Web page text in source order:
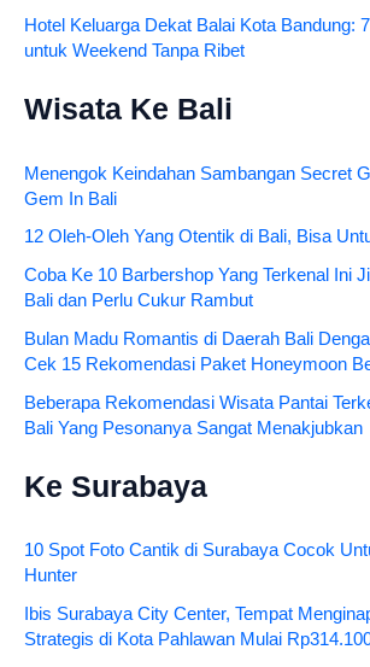
Hotel Keluarga Dekat Balai Kota Bandung:
untuk Weekend Tanpa Ribet
Wisata Ke Bali
Menengok Keindahan Sambangan Secret
Gem In Bali
12 Oleh-Oleh Yang Otentik di Bali, Bisa
Coba Ke 10 Barbershop Yang Terkenal Ini
Bali dan Perlu Cukur Rambut
Bulan Madu Romantis di Daerah Bali
Cek 15 Rekomendasi Paket Honeymoon
Beberapa Rekomendasi Wisata Pantai
Bali Yang Pesonanya Sangat Menakjubkan
Ke Surabaya
10 Spot Foto Cantik di Surabaya Cocok
Hunter
Ibis Surabaya City Center, Tempat
Strategis di Kota Pahlawan Mulai